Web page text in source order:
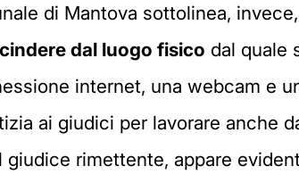
di Mantova sottolinea,
dal luogo fisico dal quale
internet, una webcam e
ai giudici per lavorare anche
giudice rimettente, appare